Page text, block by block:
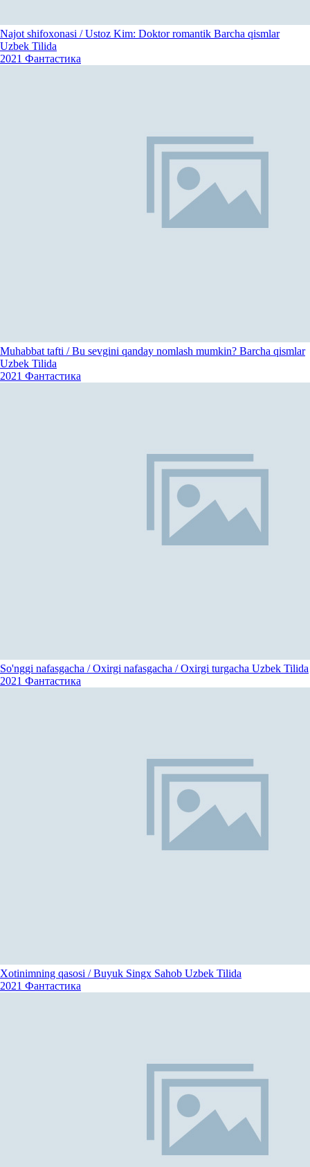
Najot shifoxonasi / Ustoz Kim: Doktor romantik Barcha qismlar
Uzbek Tilida
2021 Фантастика
Muhabbat tafti / Bu sevgini qanday nomlash mumkin? Barcha qismlar
Uzbek Tilida
2021 Фантастика
So'nggi nafasgacha / Oxirgi nafasgacha / Oxirgi turgacha Uzbek Tilida
2021 Фантастика
Xotinimning qasosi / Buyuk Singx Sahob Uzbek Tilida
2021 Фантастика